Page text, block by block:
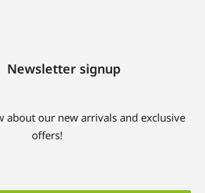
Newsletter signup
about our new arrivals and exclusive
offers!